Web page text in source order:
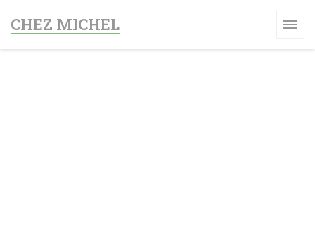
CHEZ MICHEL